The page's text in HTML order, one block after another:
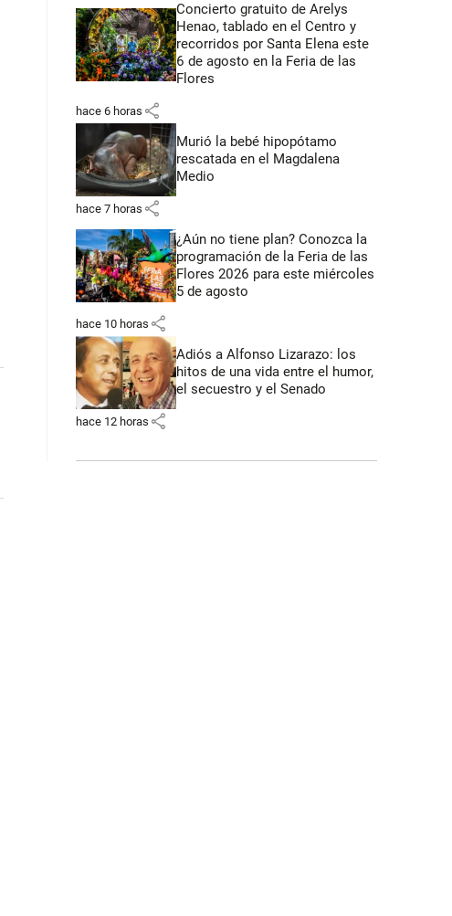
Concierto gratuito de Arelys
Henao, tablado en el Centro y
recorridos por Santa Elena este
6 de agosto en la Feria de las
Flores
hace 6 horas share
Murió la bebé hipopótamo
rescatada en el Magdalena
Medio
hace 7 horas share
¿Aún no tiene plan? Conozca la
programación de la Feria de las
Flores 2026 para este miércoles
5 de agosto
hace 10 horas share
Adiós a Alfonso Lizarazo: los
hitos de una vida entre el humor,
el secuestro y el Senado
hace 12 horas share